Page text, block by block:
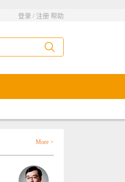
登录 / 注册 帮助
More >